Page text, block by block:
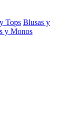
Tops Blusas y
y Monos